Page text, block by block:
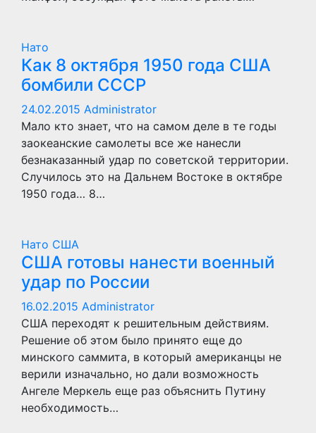
Нато
Как 8 октября 1950 года США
бомбили СССР
24.02.2015 Administrator
Мало кто знает, что на самом деле в те годы
заокеанские самолеты все же нанесли
безнаказанный удар по советской территории.
Случилось это на Дальнем Востоке в октябре
1950 года… 8…
Нато США
США готовы нанести военный
удар по России
16.02.2015 Administrator
США переходят к решительным действиям.
Решение об этом было принято еще до
минского саммита, в который американцы не
верили изначально, но дали возможность
Ангеле Меркель еще раз объяснить Путину
необходимость…